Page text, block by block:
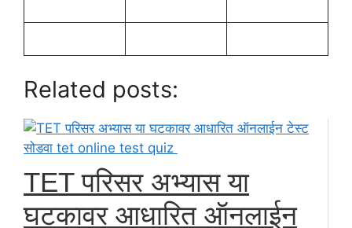
Related posts:
TET परिसर अभ्यास या
घटकावर आधारित ऑनलाईन